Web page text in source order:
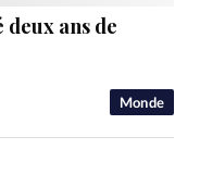
Monde
deux ans de